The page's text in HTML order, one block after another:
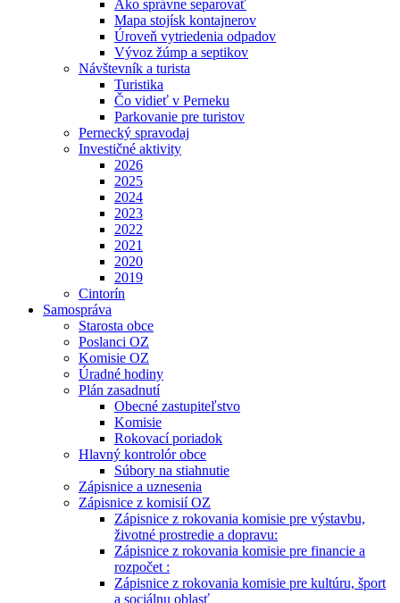
Ako správne separovať
Mapa stojísk kontajnerov
Úroveň vytriedenia odpadov
Vývoz žúmp a septikov
Návštevník a turista
Turistika
Čo vidieť v Perneku
Parkovanie pre turistov
Pernecký spravodaj
Investičné aktivity
2026
2025
2024
2023
2022
2021
2020
2019
Cintorín
Samospráva
Starosta obce
Poslanci OZ
Komisie OZ
Úradné hodiny
Plán zasadnutí
Obecné zastupiteľstvo
Komisie
Rokovací poriadok
Hlavný kontrolór obce
Súbory na stiahnutie
Zápisnice a uznesenia
Zápisnice z komisií OZ
Zápisnice z rokovania komisie pre výstavbu,
životné prostredie a dopravu:
Zápisnice z rokovania komisie pre financie a
rozpočet :
Zápisnice z rokovania komisie pre kultúru, šport
a sociálnu oblasť